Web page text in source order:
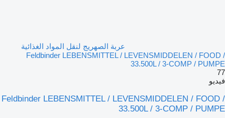
عربة الصهريج لنقل المواد الغذائية
Feldbinder LEBENSMITTEL / LEVENSMIDDELEN / FOOD /
33.500L / 3-COMP / PUMPE
77
فيديو
Feldbinder LEBENSMITTEL / LEVENSMIDDELEN / FOOD /
33.500L / 3-COMP / PUMPE